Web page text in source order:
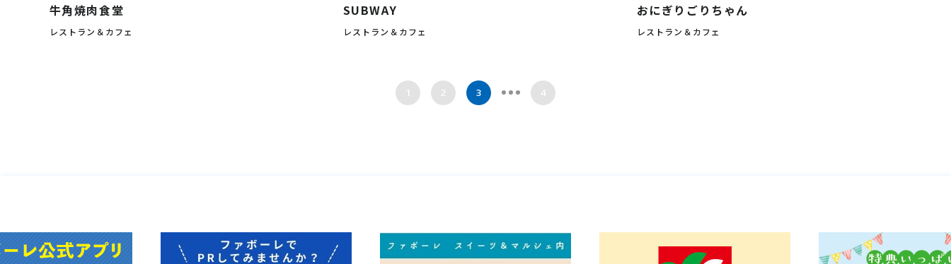
牛角焼肉食堂
レストラン＆カフェ
SUBWAY
レストラン＆カフェ
おにぎりごりちゃん
レストラン＆カフェ
1 2 3 4